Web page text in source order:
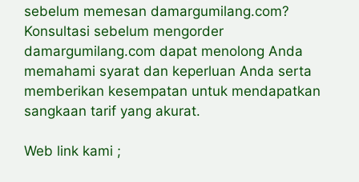
sebelum memesan damargumilang.com?
Konsultasi sebelum mengorder
damargumilang.com dapat menolong Anda
memahami syarat dan keperluan Anda serta
memberikan kesempatan untuk mendapatkan
sangkaan tarif yang akurat.
Web link kami ;